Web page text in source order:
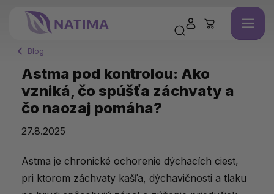
Blog
Astma pod kontrolou: Ako
vzniká, čo spúšťa záchvaty a
čo naozaj pomáha?
27.8.2025
Astma je chronické ochorenie dýchacích ciest,
pri ktorom záchvaty kašľa, dýchavičnosti a tlaku